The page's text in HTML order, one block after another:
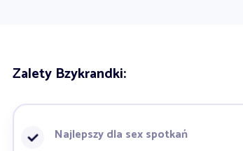
Zalety Bzykrandki:
Najlepszy dla sex spotkań